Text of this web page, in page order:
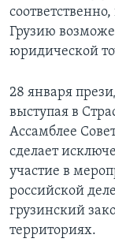
Грузию
юридической
28 января
выступая в
Ассамблее
сделает
участие в
российской
грузинский
территориях.